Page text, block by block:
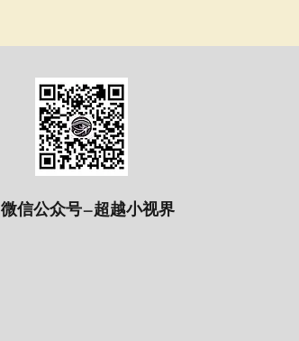
微信公众号—超越小视界